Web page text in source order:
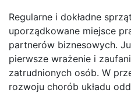
Regularne i dokładne
uporządkowane miejsce
partnerów biznesowych.
pierwsze wrażenie i
zatrudnionych osób. W
rozwoju chorób układu